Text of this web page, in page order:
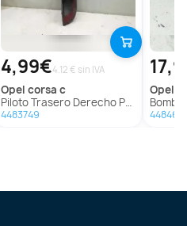
4,99€4.12 € sin IVA
opel corsa c
Piloto Trasero Derecho Para Opel Corsa C
4483749
opel
Bomba